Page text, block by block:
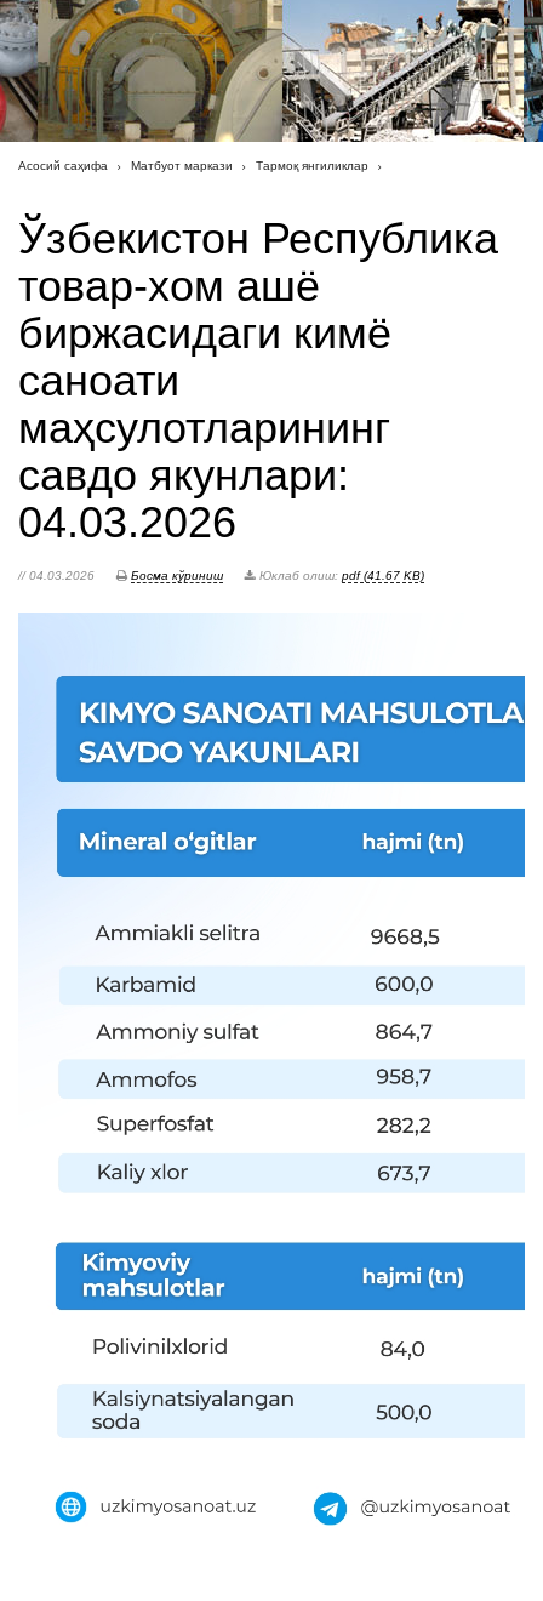
Асосий саҳифа Матбуот маркази Тармоқ янгиликлар
Ўзбекистон Республика
товар-хом ашё
биржасидаги кимё
саноати
маҳсулотларининг
савдо якунлари:
04.03.2026
// 04.03.2026 Босма кўриниш Юклаб олиш: pdf (41.67 KB)